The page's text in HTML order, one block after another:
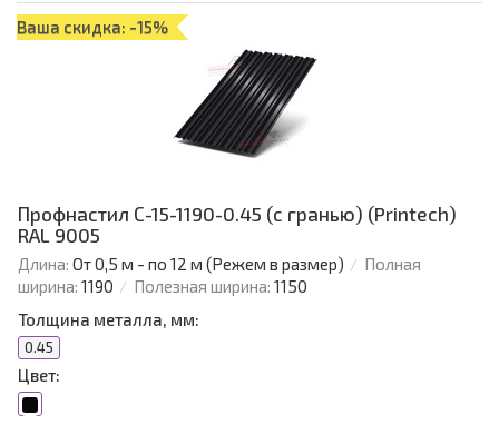
Ваша скидка: -15%
Профнастил С-15-1190-0.45 (с гранью) (Printech)
RAL 9005
Длина: От 0,5 м - по 12 м (Режем в размер)
Полная
ширина: 1190 Полезная ширина: 1150
Толщина металла, мм:
0.45
Цвет: